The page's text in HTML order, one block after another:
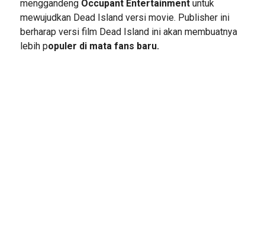
menggandeng Occupant Entertainmentuntuk
mewujudkan Dead Island versi movie. Publisher ini
berharap versi film Dead Island ini akan membuatnya
lebih populer di mata fans baru.